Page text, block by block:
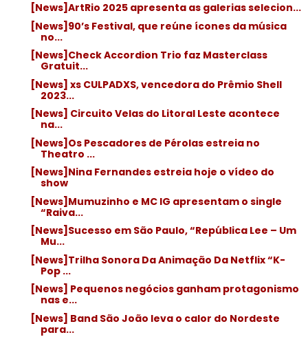
[News]ArtRio 2025 apresenta as galerias selecion...
[News]90’s Festival, que reúne ícones da música
no...
[News]Check Accordion Trio faz Masterclass
Gratuit...
[News] xs CULPADXS, vencedora do Prêmio Shell
2023...
[News] Circuito Velas do Litoral Leste acontece
na...
[News]Os Pescadores de Pérolas estreia no
Theatro ...
[News]Nina Fernandes estreia hoje o vídeo do
show
[News]Mumuzinho e MC IG apresentam o single
“Raiva...
[News]Sucesso em São Paulo, “República Lee – Um
Mu...
[News]Trilha Sonora Da Animação Da Netflix “K-
Pop ...
[News] Pequenos negócios ganham protagonismo
nas e...
[News] Band São João leva o calor do Nordeste
para...